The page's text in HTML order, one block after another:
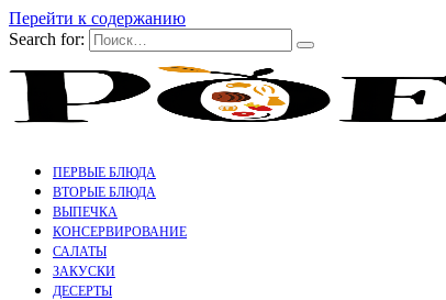
Перейти к содержанию
Search for:
ПЕРВЫЕ БЛЮДА
ВТОРЫЕ БЛЮДА
ВЫПЕЧКА
КОНСЕРВИРОВАНИЕ
САЛАТЫ
ЗАКУСКИ
ДЕСЕРТЫ